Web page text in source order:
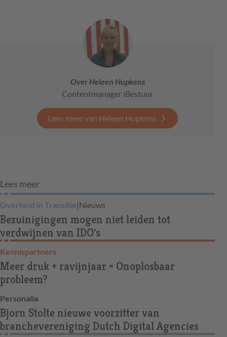
Over Heleen Hupkens
Contentmanager iBestuur
Lees meer van Heleen Hupkens
Lees meer
Overheid in Transitie|Nieuws
Bezuinigingen mogen niet leiden tot
verdwijnen van IDO's
Kennispartners
Meer druk + ravijnjaar = Onoplosbaar
probleem?
Personalia
Bjorn Stolte nieuwe voorzitter van
branchevereniging Dutch Digital Agencies